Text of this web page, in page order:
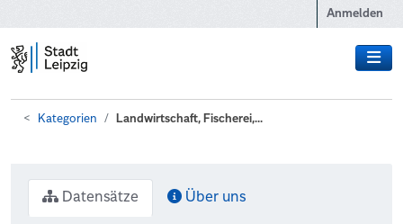
Anmelden
Kategorien Landwirtschaft, Fischerei,...
Datensätze Über uns